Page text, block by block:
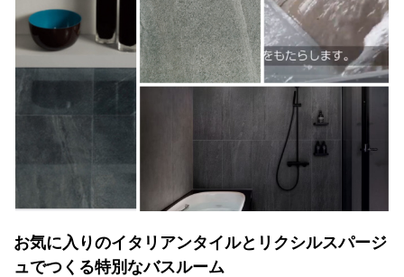
お気に入りのイタリアンタイルとリクシルスパージ
ュでつくる特別なバスルーム